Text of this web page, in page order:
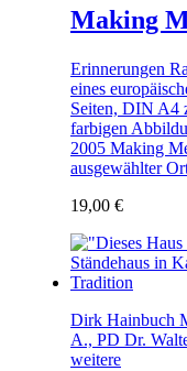
Making
Erinnerungen
eines
Seiten, DIN A4
farbigen
2005 Making
ausgewählter
19,00 €
Dirk Hainbuch
A., PD Dr.
weitere